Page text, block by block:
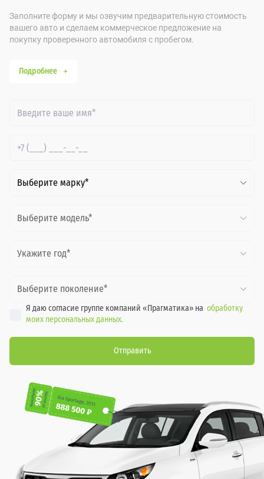
Заполните форму и мы озвучим предварительную стоимость
вашего авто и сделаем коммерческое предложение на
покупку проверенного автомобиля с пробегом.
Подробнее
Выберите марку*
Выберите модель*
Укажите год*
Выберите поколение*
Я даю согласие группе компаний «Прагматика» на обработку
моих персональных данных.
Отправить